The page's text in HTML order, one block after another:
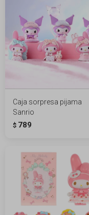
Caja sorpresa pijama
Sanrio
$ 789